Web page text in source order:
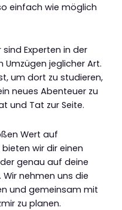
einfach wie möglich
Experten in der
jeglicher Art.
um dort zu studieren,
neues Abenteuer zu
und Tat zur Seite.
Wert auf
wir dir einen
genau auf deine
nehmen uns die
und gemeinsam mit
zu planen.